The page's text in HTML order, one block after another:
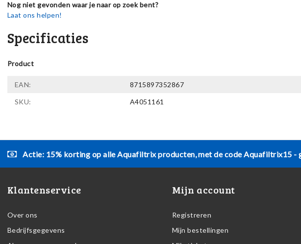
Nog niet gevonden waar je naar op zoek bent?
Laat ons helpen!
Specificaties
Product
EAN: 8715897352867
SKU: A4051161
Actie: 15% korting op alle Aquafiltrix producten, met de code Aquafiltrix15 -
Klantenservice
Over ons
Bedrijfsgegevens
Mijn account
Registreren
Mijn bestellingen